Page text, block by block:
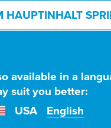
HAUPTINHALT
available in a
suit you better:
USA
English